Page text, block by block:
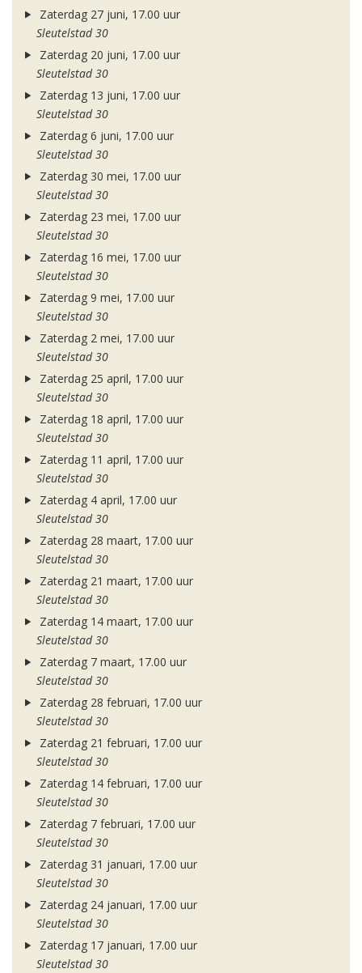
Zaterdag 27 juni, 17.00 uur
Sleutelstad 30
Zaterdag 20 juni, 17.00 uur
Sleutelstad 30
Zaterdag 13 juni, 17.00 uur
Sleutelstad 30
Zaterdag 6 juni, 17.00 uur
Sleutelstad 30
Zaterdag 30 mei, 17.00 uur
Sleutelstad 30
Zaterdag 23 mei, 17.00 uur
Sleutelstad 30
Zaterdag 16 mei, 17.00 uur
Sleutelstad 30
Zaterdag 9 mei, 17.00 uur
Sleutelstad 30
Zaterdag 2 mei, 17.00 uur
Sleutelstad 30
Zaterdag 25 april, 17.00 uur
Sleutelstad 30
Zaterdag 18 april, 17.00 uur
Sleutelstad 30
Zaterdag 11 april, 17.00 uur
Sleutelstad 30
Zaterdag 4 april, 17.00 uur
Sleutelstad 30
Zaterdag 28 maart, 17.00 uur
Sleutelstad 30
Zaterdag 21 maart, 17.00 uur
Sleutelstad 30
Zaterdag 14 maart, 17.00 uur
Sleutelstad 30
Zaterdag 7 maart, 17.00 uur
Sleutelstad 30
Zaterdag 28 februari, 17.00 uur
Sleutelstad 30
Zaterdag 21 februari, 17.00 uur
Sleutelstad 30
Zaterdag 14 februari, 17.00 uur
Sleutelstad 30
Zaterdag 7 februari, 17.00 uur
Sleutelstad 30
Zaterdag 31 januari, 17.00 uur
Sleutelstad 30
Zaterdag 24 januari, 17.00 uur
Sleutelstad 30
Zaterdag 17 januari, 17.00 uur
Sleutelstad 30